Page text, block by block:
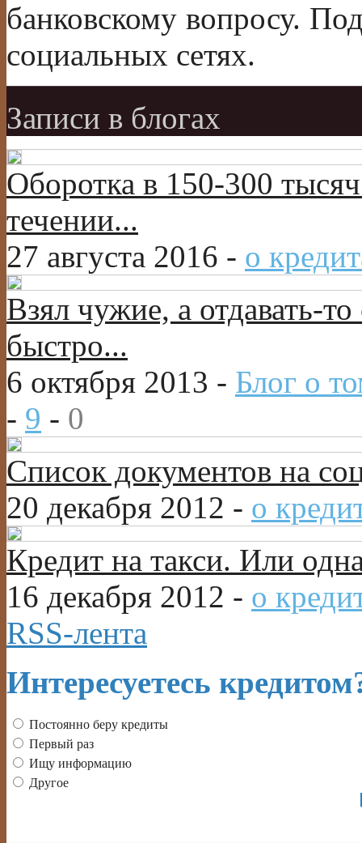
банковскому вопросу.
социальных сетях.
Записи в блогах
Оборотка в 150-300
течении...
27 августа 2016 - о
Взял чужие, а отдавать-
быстро...
6 октября 2013 - Блог о
- 9 - 0
Список документов на
20 декабря 2012 - о
Кредит на такси. Или
16 декабря 2012 - о
RSS-лента
Интересуетесь
Постоянно беру кредиты
Первый раз
Ищу информацию
Другое